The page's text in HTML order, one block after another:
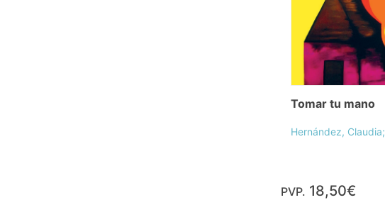
Tomar tu mano
Hernández, Claudia;
PVP. 18,50€